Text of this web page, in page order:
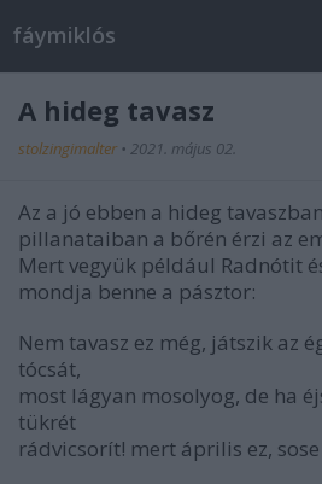
fáymiklós
A hideg tavasz
stolzingimalter • 2021. május 02.
Az a jó ebben a hideg
pillanataiban a bőrén érzi az
Mert vegyük például Radnótit
mondja benne a pásztor:
Nem tavasz ez még, játszik az
tócsát,
most lágyan mosolyog, de ha
tükrét
rádvicsorít! mert április ez,